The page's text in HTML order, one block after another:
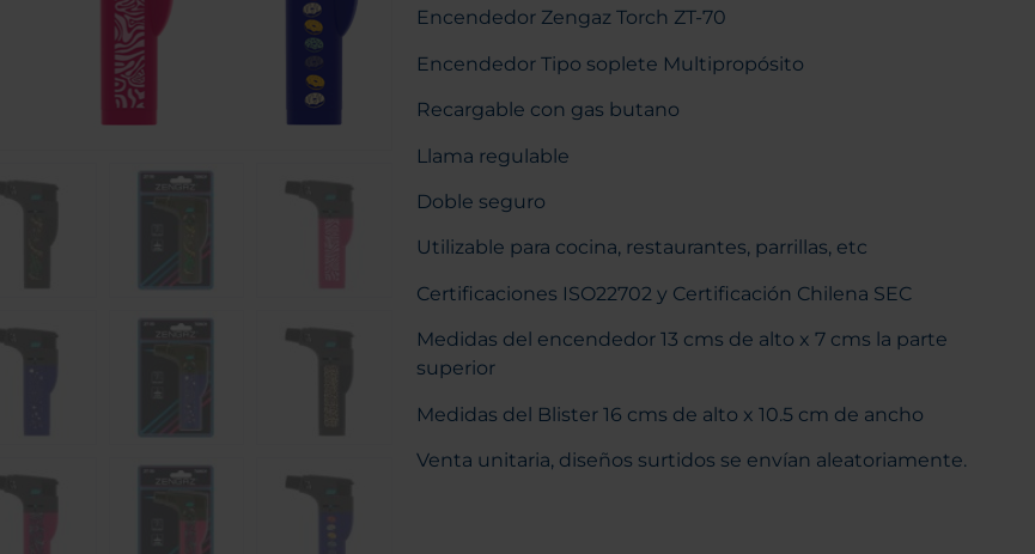
Encendedor Zengaz Torch ZT-70
Encendedor Tipo soplete Multipropósito
Recargable con gas butano
Llama regulable
Doble seguro
Utilizable para cocina, restaurantes, parrillas, etc
Certificaciones ISO22702 y Certificación Chilena SEC
Medidas del encendedor 13 cms de alto x 7 cms la parte
superior
Medidas del Blister 16 cms de alto x 10.5 cm de ancho
Venta unitaria, diseños surtidos se envían aleatoriamente.